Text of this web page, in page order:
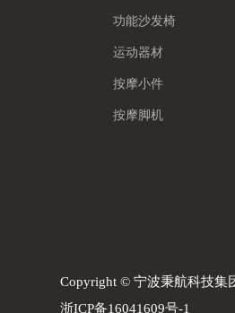
功能沙发椅
运动器材
按摩小件
按摩脚机
Copyright © 宁波秉航科技
浙ICP备16041609号-1